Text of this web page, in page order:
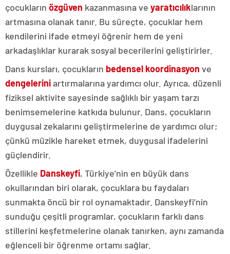
çocukların özgüven kazanmasına ve yaratıcılıklarının
artmasına olanak tanır. Bu süreçte, çocuklar hem
kendilerini ifade etmeyi öğrenir hem de yeni
arkadaşlıklar kurarak sosyal becerilerini geliştirirler.
Dans kursları, çocukların bedensel koordinasyon ve
dengeleriniartırmalarına yardımcı olur. Ayrıca, düzenli
fiziksel aktivite sayesinde sağlıklı bir yaşam tarzı
benimsemelerine katkıda bulunur. Dans, çocukların
duygusal zekalarını geliştirmelerine de yardımcı olur;
çünkü müzikle hareket etmek, duygusal ifadelerini
güçlendirir.
Özellikle Danskeyfi, Türkiye’nin en büyük dans
okullarından biri olarak, çocuklara bu faydaları
sunmakta öncü bir rol oynamaktadır. Danskeyfi’nin
sunduğu çeşitli programlar, çocukların farklı dans
stillerini keşfetmelerine olanak tanırken, aynı zamanda
eğlenceli bir öğrenme ortamı sağlar.